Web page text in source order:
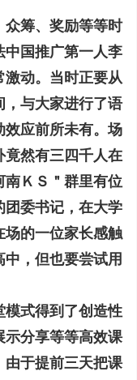
筹、奖励等等时
中国推广第一人李
激动。当时正要从
，与大家进行了语
效应前所未有。场
竟然有三四千人在
南ＫＳ＂群里有位
团委书记，在大学
场的一位家长感触
，但也要尝试用
式得到了创造性
示分享等等高效课
由于提前三天把课